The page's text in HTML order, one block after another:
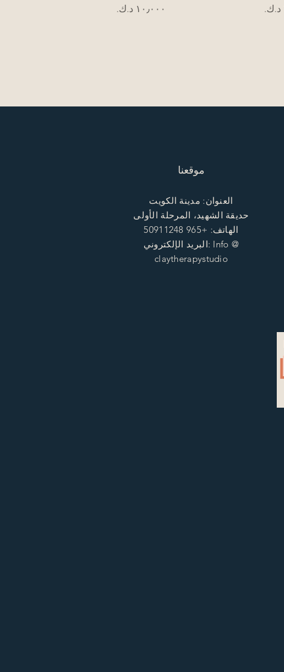
السعر
موقعنا
العنوان: مدينة الكويت
حديقة الشهيد، المرحلة الأولى
الهاتف: +965 50911248
البريد الإلكتروني: Info @
claytherapystudio